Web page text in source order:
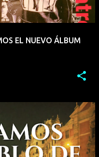
EL NUEVO ÁLBUM